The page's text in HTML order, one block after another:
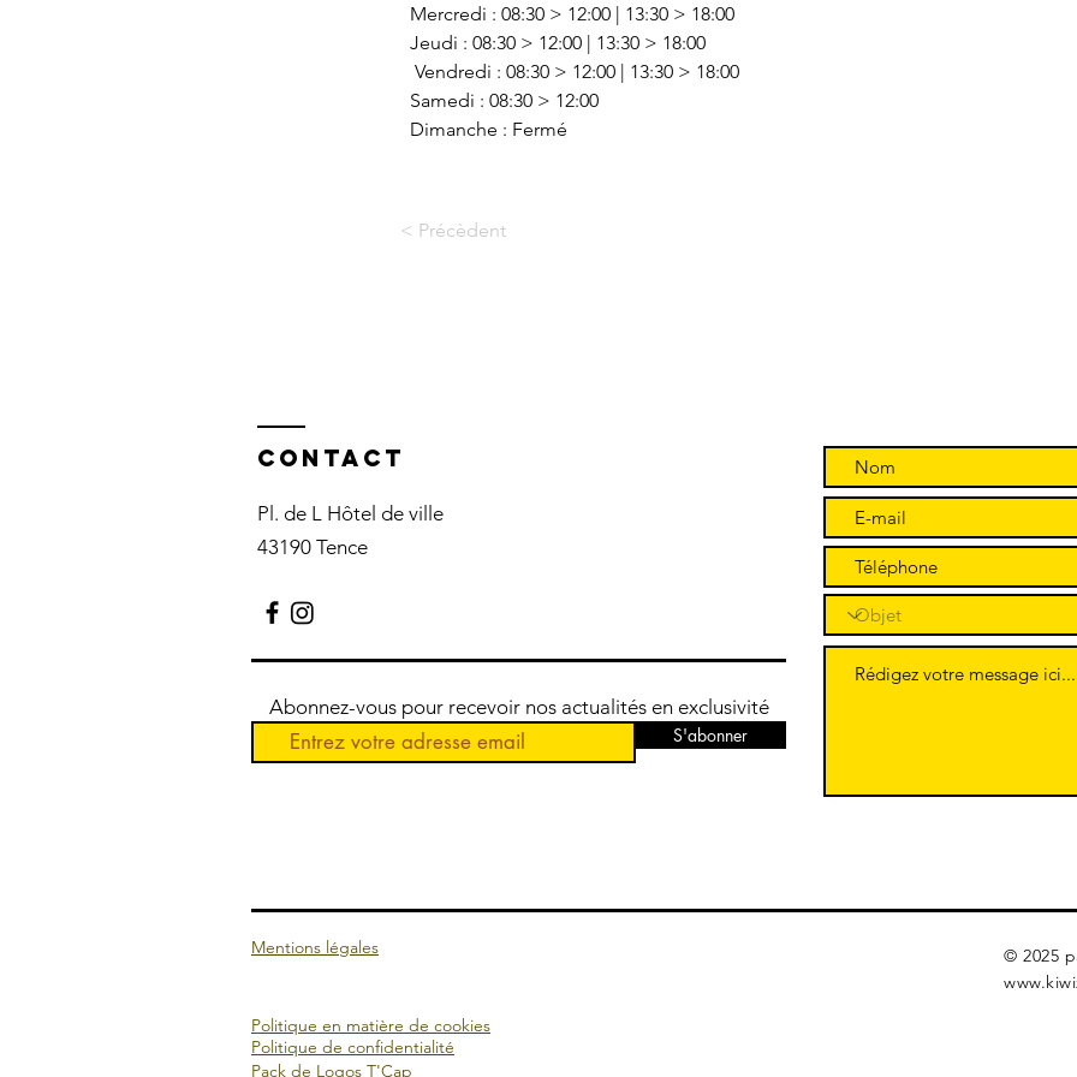
Mercredi : 08:30 > 12:00 | 13:30 > 18:00
Jeudi : 08:30 > 12:00 | 13:30 > 18:00
Vendredi : 08:30 > 12:00 | 13:30 > 18:00
Samedi : 08:30 > 12:00
Dimanche : Fermé
< Précèdent
Contact
Pl. de L Hôtel de ville
43190 Tence
Abonnez-vous pour recevoir nos actualités en exclusivité
S'abonner
Mentions légales
© 2025
Politique en matière de cookies
Politique de confidentialité
Pack de Logos T'Cap